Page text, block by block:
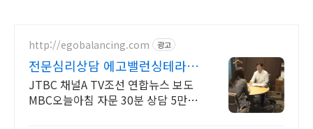
http://egobalancing.com 광고
전문심리상담 에고밸런싱테라피
JTBC 채널A TV조선소개
JTBC 채널A TV조선 연합뉴스 보도
MBC오늘아침 자문 30분 상담 5만5